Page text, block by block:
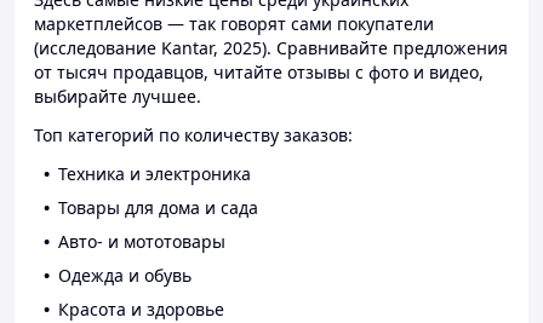
маркетплейсов — так говорят сами покупатели
(исследование Kantar, 2025). Сравнивайте предложения
от тысяч продавцов, читайте отзывы с фото и видео,
выбирайте лучшее.
Топ категорий по количеству заказов:
Техника и электроника
Товары для дома и сада
Авто- и мототовары
Одежда и обувь
Красота и здоровье